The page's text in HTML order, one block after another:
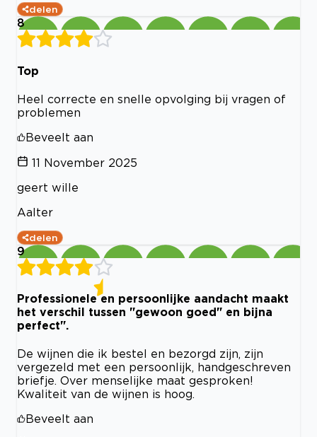
delen
8
Top
Heel correcte en snelle opvolging bij vragen of
problemen
Beveelt aan
11 November 2025
geert wille
Aalter
delen
9
Professionele en persoonlijke aandacht maakt
het verschil tussen "gewoon goed" en bijna
perfect".
De wijnen die ik bestel en bezorgd zijn, zijn
vergezeld met een persoonlijk, handgeschreven
briefje. Over menselijke maat gesproken!
Kwaliteit van de wijnen is hoog.
Beveelt aan